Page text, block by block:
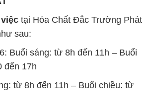
tại Hóa Chất Đắc Trường Phát
sau:
Buổi sáng: từ 8h đến 11h – Buổi
đến 17h
từ 8h đến 11h – Buổi chiều: từ